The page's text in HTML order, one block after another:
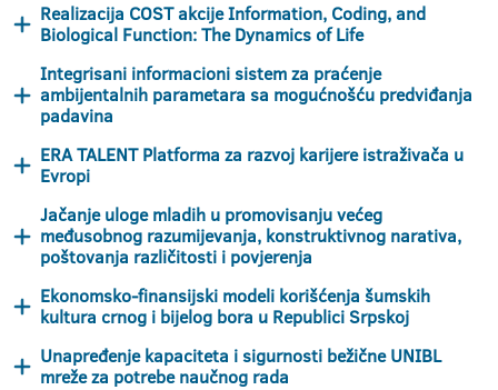
Realizacija COST akcije Information, Coding, and
Biological Function: The Dynamics of Life
Integrisani informacioni sistem za praćenje
ambijentalnih parametara sa mogućnošću predviđanja
padavina
ERA TALENT Platforma za razvoj karijere istraživača u
Evropi
Jačanje uloge mladih u promovisanju većeg
međusobnog razumijevanja, konstruktivnog narativa,
poštovanja različitosti i povjerenja
Ekonomsko-finansijski modeli korišćenja šumskih
kultura crnog i bijelog bora u Republici Srpskoj
Unapređenje kapaciteta i sigurnosti bežične UNIBL
mreže za potrebe naučnog rada